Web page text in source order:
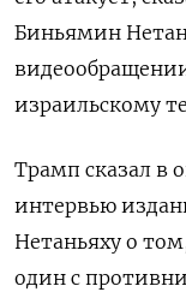
Биньямин
израильскому
Трамп сказал в
интервью
Нетаньяху ⁠о
один с